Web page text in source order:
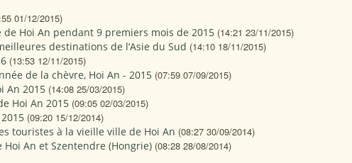
01/12/2015)
Hoi An pendant 9 premiers mois de 2015 (14:21 23/11/2015)
destinations de l’Asie du Sud (14:10 18/11/2015)
(13:53 12/11/2015)
de la chèvre, Hoi An - 2015 (07:59 07/09/2015)
An 2015 (14:08 25/03/2015)
Hoi An 2015 (09:05 02/03/2015)
(09:20 15/12/2014)
touristes à la vieille ville de Hoi An (08:27 30/09/2014)
An et Szentendre (Hongrie) (08:28 28/08/2014)